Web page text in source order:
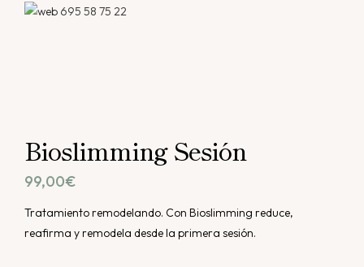
695 58 75 22
Bioslimming Sesión
99,00€
Tratamiento remodelando. Con Bioslimming reduce,
reafirma y remodela desde la primera sesión.